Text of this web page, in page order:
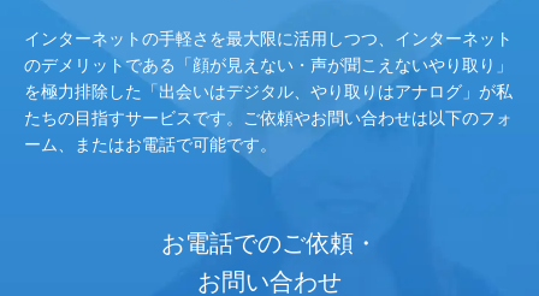
インターネットの手軽さを最大限に活用しつつ、インターネット
のデメリットである「顔が見えない・声が聞こえないやり取り」
を極力排除した「出会いはデジタル、やり取りはアナログ」が私
たちの目指すサービスです。ご依頼やお問い合わせは以下のフォ
ーム、またはお電話で可能です。
お電話でのご依頼・
お問い合わせ